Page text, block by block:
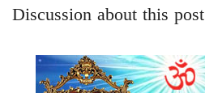
Discussion about this post